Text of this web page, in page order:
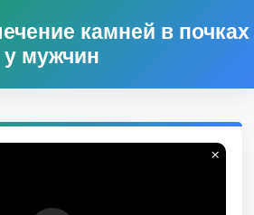
камней в почках
у мужчин